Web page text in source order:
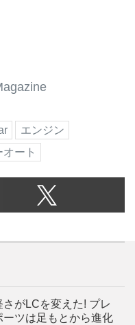
エンジン
ート
さがLCを変えた! プレ
ーツは足もとから進化